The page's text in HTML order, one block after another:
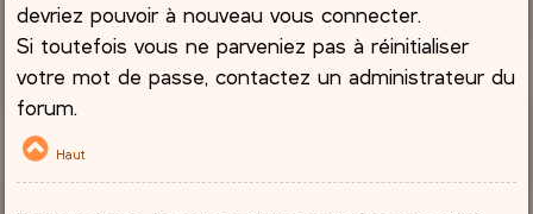
devriez pouvoir à nouveau vous connecter.
Si toutefois vous ne parveniez pas à réinitialiser
votre mot de passe, contactez un administrateur du
forum.
Haut